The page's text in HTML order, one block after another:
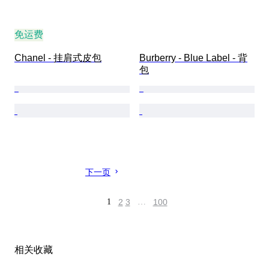
免运费
Chanel - 挂肩式皮包
Burberry - Blue Label - 背
包
下一页
1 2 3 … 100
相关收藏